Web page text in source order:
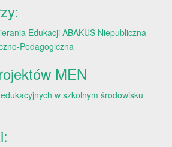
Edukacji ABAKUS Niepubliczna
Pedagogiczna
MEN
w szkolnym środowisku